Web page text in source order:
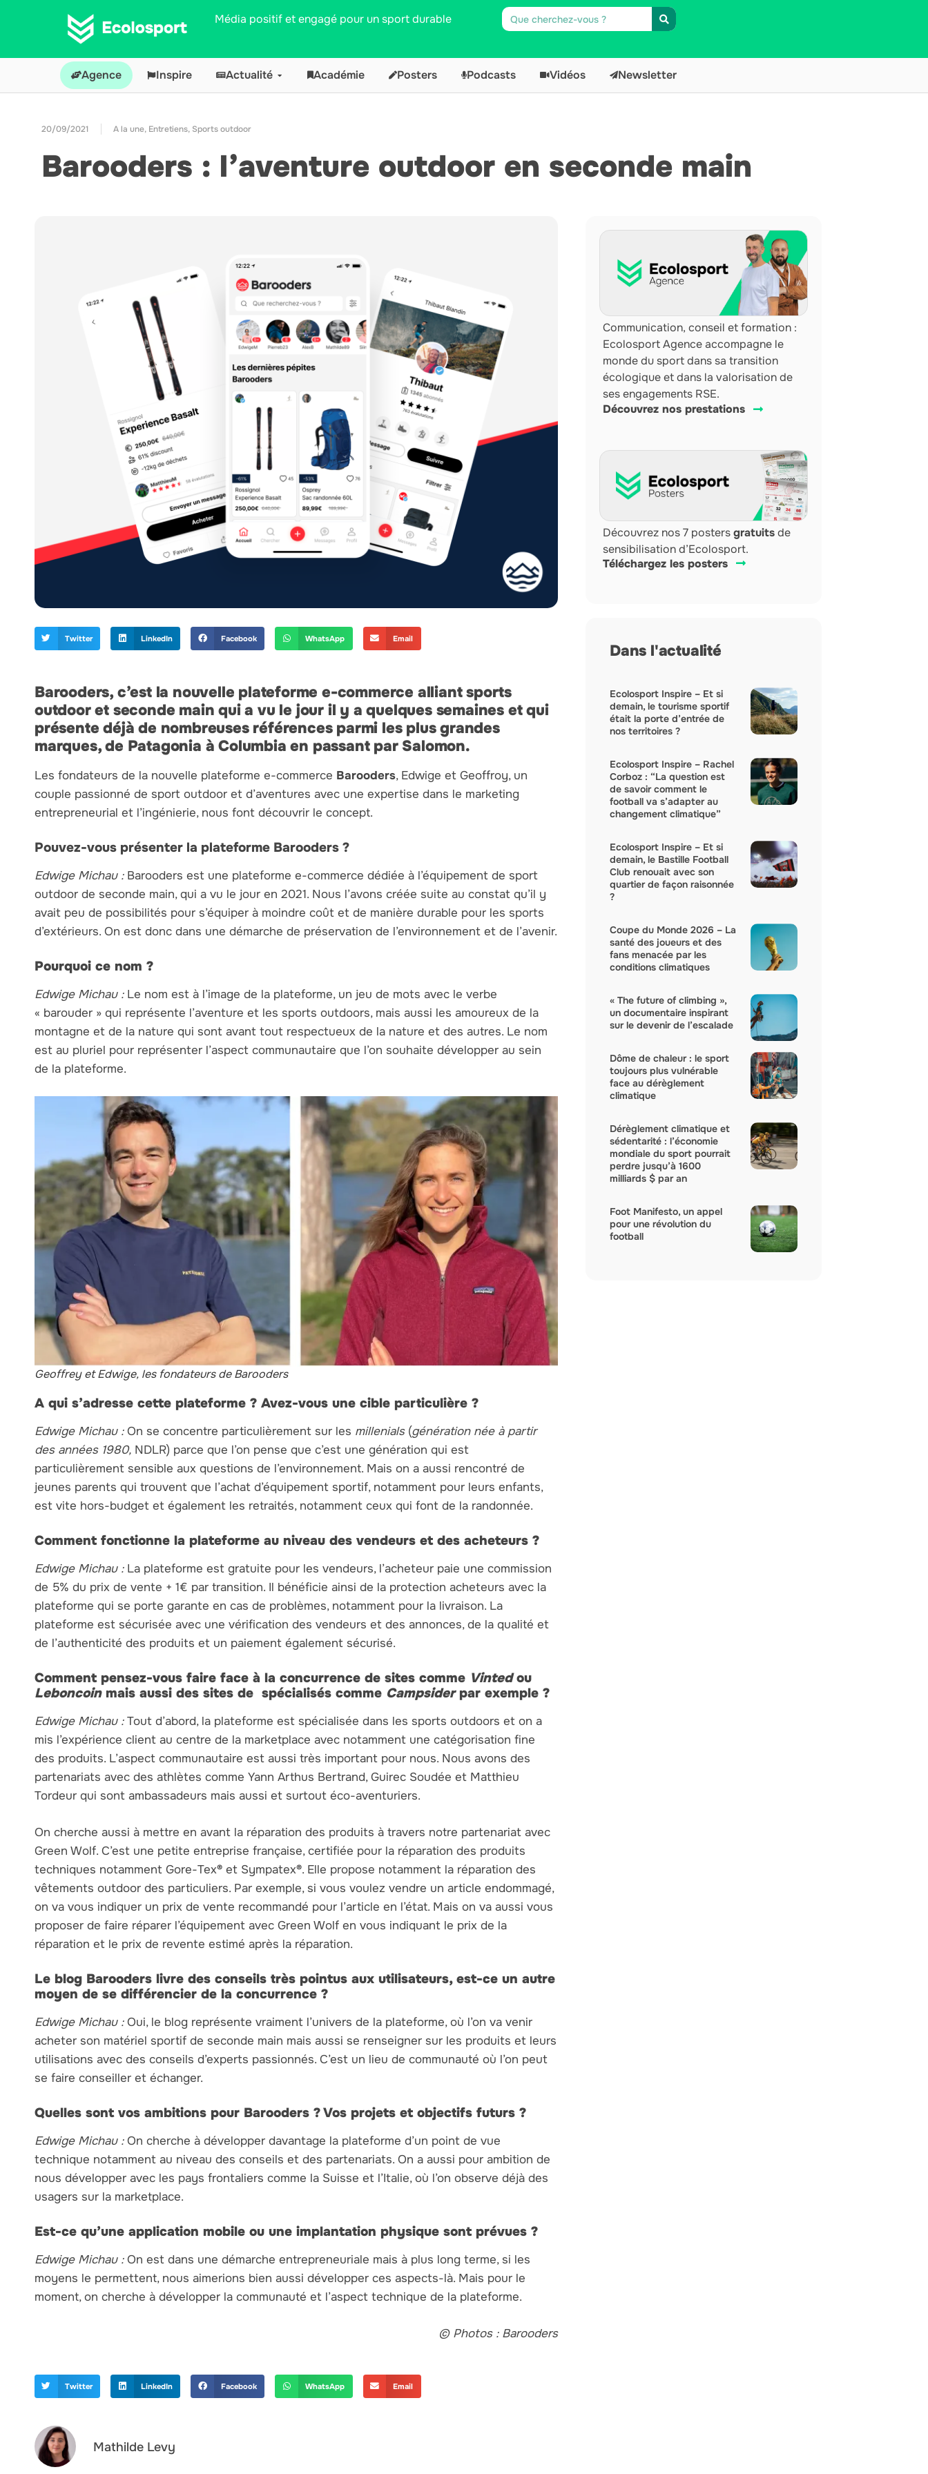
Média positif et engagé pour un sport durable
Agence Inspire Actualité Académie Posters Podcasts Vidéos Newsletter
20/09/2021 A la une, Entretiens, Sports outdoor
Barooders : l’aventure outdoor en seconde main
Twitter LinkedIn Facebook WhatsApp Email
Barooders, c’est la nouvelle plateforme e-commerce alliant sports
outdoor et seconde main qui a vu le jour il y a quelques semaines et qui
présente déjà de nombreuses références parmi les plus grandes
marques, de Patagonia à Columbia en passant par Salomon.
Les fondateurs de la nouvelle plateforme e-commerce Barooders, Edwige et Geoffroy, un
couple passionné de sport outdoor et d’aventures avec une expertise dans le marketing
entrepreneurial et l’ingénierie, nous font découvrir le concept.
Pouvez-vous présenter la plateforme Barooders ?
Edwige Michau :Barooders est une plateforme e-commerce dédiée à l’équipement de sport
outdoor de seconde main, qui a vu le jour en 2021. Nous l’avons créée suite au constat qu’il y
avait peu de possibilités pour s’équiper à moindre coût et de manière durable pour les sports
d’extérieurs. On est donc dans une démarche de préservation de l’environnement et de l’avenir.
Pourquoi ce nom ?
Edwige Michau : Le nom est à l’image de la plateforme, un jeu de mots avec le verbe
« barouder » qui représente l’aventure et les sports outdoors, mais aussi les amoureux de la
montagne et de la nature qui sont avant tout respectueux de la nature et des autres. Le nom
est au pluriel pour représenter l’aspect communautaire que l’on souhaite développer au sein
de la plateforme.
Geoffrey et Edwige, les fondateurs de Barooders
A qui s’adresse cette plateforme ? Avez-vous une cible particulière ?
Edwige Michau :On se concentre particulièrement sur les millenials(génération née à partir
des années 1980, NDLR) parce que l’on pense que c’est une génération qui est
particulièrement sensible aux questions de l’environnement. Mais on a aussi rencontré de
jeunes parents qui trouvent que l’achat d’équipement sportif, notamment pour leurs enfants,
est vite hors-budget et également les retraités, notamment ceux qui font de la randonnée.
Comment fonctionne la plateforme au niveau des vendeurs et des acheteurs ?
Edwige Michau : La plateforme est gratuite pour les vendeurs, l’acheteur paie une commission
de 5% du prix de vente + 1€ par transition. Il bénéficie ainsi de la protection acheteurs avec la
plateforme qui se porte garante en cas de problèmes, notamment pour la livraison. La
plateforme est sécurisée avec une vérification des vendeurs et des annonces, de la qualité et
de l’authenticité des produits et un paiement également sécurisé.
Comment pensez-vous faire face à la concurrence de sites comme Vintedou
Leboncoinmais aussi des sites de spécialisés comme Campsiderpar exemple ?
Edwige Michau :Tout d’abord, la plateforme est spécialisée dans les sports outdoors et on a
mis l’expérience client au centre de la marketplace avec notamment une catégorisation fine
des produits. L’aspect communautaire est aussi très important pour nous. Nous avons des
partenariats avec des athlètes comme Yann Arthus Bertrand, Guirec Soudée et Matthieu
Tordeur qui sont ambassadeurs mais aussi et surtout éco-aventuriers.
On cherche aussi à mettre en avant la réparation des produits à travers notre partenariat avec
Green Wolf. C’est une petite entreprise française, certifiée pour la réparation des produits
techniques notamment Gore-Tex® et Sympatex®. Elle propose notamment la réparation des
vêtements outdoor des particuliers. Par exemple, si vous voulez vendre un article endommagé,
on va vous indiquer un prix de vente recommandé pour l’article en l’état. Mais on va aussi vous
proposer de faire réparer l’équipement avec Green Wolf en vous indiquant le prix de la
réparation et le prix de revente estimé après la réparation.
Le blog Barooders livre des conseils très pointus aux utilisateurs, est-ce un autre
moyen de se différencier de la concurrence ?
Edwige Michau :Oui, le blog représente vraiment l’univers de la plateforme, où l’on va venir
acheter son matériel sportif de seconde main mais aussi se renseigner sur les produits et leurs
utilisations avec des conseils d’experts passionnés. C’est un lieu de communauté où l’on peut
se faire conseiller et échanger.
Quelles sont vos ambitions pour Barooders ? Vos projets et objectifs futurs ?
Edwige Michau :On cherche à développer davantage la plateforme d’un point de vue
technique notamment au niveau des conseils et des partenariats. On a aussi pour ambition de
nous développer avec les pays frontaliers comme la Suisse et l’Italie, où l’on observe déjà des
usagers sur la marketplace.
Est-ce qu’une application mobile ou une implantation physique sont prévues ?
Edwige Michau :On est dans une démarche entrepreneuriale mais à plus long terme, si les
moyens le permettent, nous aimerions bien aussi développer ces aspects-là. Mais pour le
moment, on cherche à développer la communauté et l’aspect technique de la plateforme.
© Photos : Barooders
Twitter LinkedIn Facebook WhatsApp Email
Mathilde Levy
Communication, conseil et formation :
Ecolosport Agence accompagne le
monde du sport dans sa transition
écologique et dans la valorisation de
ses engagements RSE.
Découvrez nos prestations
Découvrez nos 7 postersgratuitsde
sensibilisation d’Ecolosport.
Téléchargez les posters
Dans l'actualité
Ecolosport Inspire – Et si
demain, le tourisme sportif
était la porte d’entrée de
nos territoires ?
Ecolosport Inspire – Rachel
Corboz : “La question est
de savoir comment le
football va s’adapter au
changement climatique”
Ecolosport Inspire – Et si
demain, le Bastille Football
Club renouait avec son
quartier de façon raisonnée
?
Coupe du Monde 2026 – La
santé des joueurs et des
fans menacée par les
conditions climatiques
« The future of climbing »,
un documentaire inspirant
sur le devenir de l’escalade
Dôme de chaleur : le sport
toujours plus vulnérable
face au dérèglement
climatique
Dérèglement climatique et
sédentarité : l’économie
mondiale du sport pourrait
perdre jusqu’à 1600
milliards $ par an
Foot Manifesto, un appel
pour une révolution du
football